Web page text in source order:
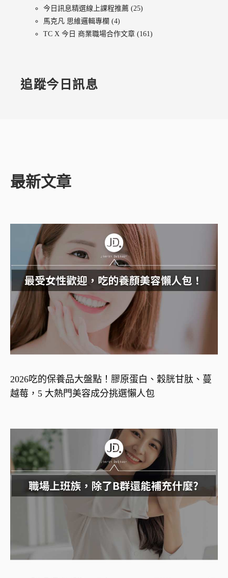
今日訊息精選線上課程推薦 (25)
馬克凡 思維邏輯專欄 (4)
TC X 今日 商業職場合作文章 (161)
追蹤今日訊息
最新文章
2026吃的保養品大盤點！膠原蛋白、穀胱甘肽、蔓
越莓，5 大熱門美容成分挑選懶人包